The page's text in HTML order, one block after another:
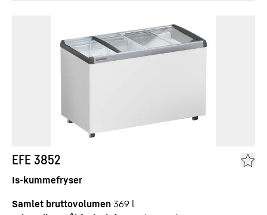
EFE 3852
Is-kummefryser
Samlet bruttovolumen 369 l